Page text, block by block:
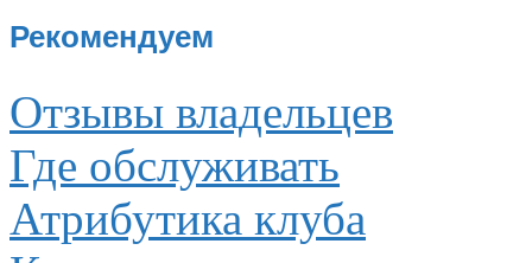
Рекомендуем
Отзывы владельцев
Где обслуживать
Атрибутика клуба